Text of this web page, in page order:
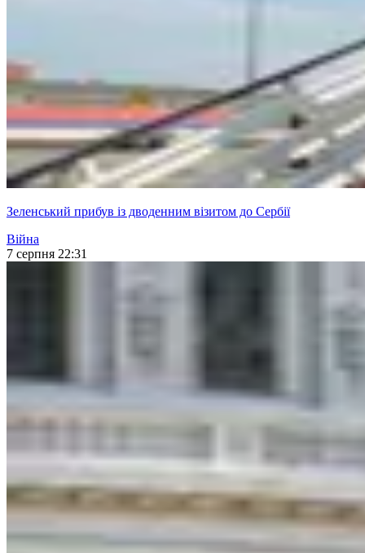
Зеленський прибув із дводенним візитом до Сербії
Війна
7 серпня 22:31